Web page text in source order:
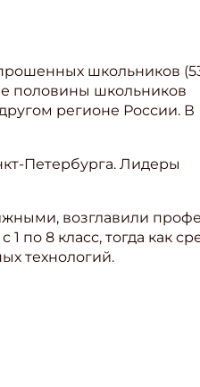
школьников
половины школьников
регионе России. В
Петербурга. Лидеры
возглавили
по 8 класс, тогда как
технологий.